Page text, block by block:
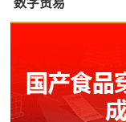
数字贸易